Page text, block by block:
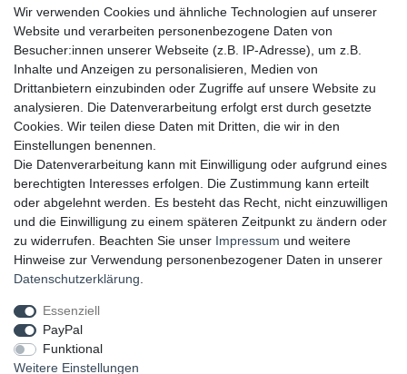
▸ FAQ
▸ Zahlungsarten
▸ Versandbedingungen
▸ Gutschein
UNSERE ZAHLUNGSMÖGLICKEITEN
UNSERE LIEFERMÖGLICHKEITEN
GEPRÜFTE UND AUSGEZEICHNETE LEISTUNG
Wir verwenden Cookies und ähnliche Technologien auf unserer
Website und verarbeiten personenbezogene Daten von
Besucher:innen unserer Webseite (z.B. IP-Adresse), um z.B.
Inhalte und Anzeigen zu personalisieren, Medien von
Drittanbietern einzubinden oder Zugriffe auf unsere Website zu
analysieren. Die Datenverarbeitung erfolgt erst durch gesetzte
Cookies. Wir teilen diese Daten mit Dritten, die wir in den
Einstellungen benennen.
Die Datenverarbeitung kann mit Einwilligung oder aufgrund eines
berechtigten Interesses erfolgen. Die Zustimmung kann erteilt
oder abgelehnt werden. Es besteht das Recht, nicht einzuwilligen
und die Einwilligung zu einem späteren Zeitpunkt zu ändern oder
zu widerrufen. Beachten Sie unser Impressum und weitere
Hinweise zur Verwendung personenbezogener Daten in unserer
Daten­schutz­erklärung
Essenziell
PayPal
Funktional
Weitere Einstellungen